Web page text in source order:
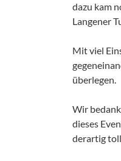
dazu kam
Langener
Mit viel
überlegen.
Wir
dieses
derartig